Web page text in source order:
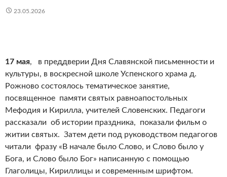
23.05.2026
17 мая, в преддверии Дня Славянской письменности и
культуры, в воскресной школе Успенского храма д.
Рожново состоялось тематическое занятие,
посвященное памяти святых равноапостольных
Мефодия и Кирилла, учителей Словенских. Педагоги
рассказали об истории праздника, показали фильм о
житии святых. Затем дети под руководством педагогов
читали фразу «В начале было Слово, и Слово было у
Бога, и Слово было Бог» написанную с помощью
Глаголицы, Кириллицы и современным шрифтом.